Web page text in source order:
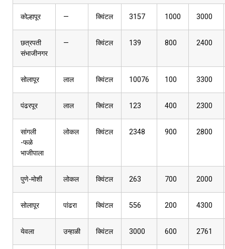
कोल्हापूर — क्विंटल 3157 1000 3000
छत्रपती
संभाजीनगर
— क्विंटल 139 800 2400
सोलापूर लाल क्विंटल 10076 100 3300
पंढरपूर लाल क्विंटल 123 400 2300
सांगली
-फळे
भाजीपाला
लोकल क्विंटल 2348 900 2800
पुणे-मोशी लोकल क्विंटल 263 700 2000
सोलापूर पांढरा क्विंटल 556 200 4300
येवला उन्हाळी क्विंटल 3000 600 2761